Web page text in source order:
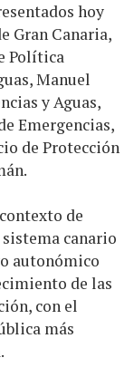
hoy
Gran Canaria,
Política
Manuel
y Aguas,
Emergencias,
de Protección
de
canario
autonómico
de las
con el
más